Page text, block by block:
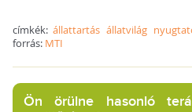
címkék: állattartás állatvilág
forrás: MTI
Ön örülne hasonló